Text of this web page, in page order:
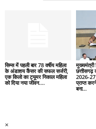
सिम्स में पहली बार 78 वर्षीय महिला
के अंडाशय कैंसर की सफल सर्जरी,
एक किलो का ट्यूमर निकाल महिला
को दिया नया जीवन….
मुख्यमंत्री
छत्तीसगढ़
2026-27
प्राप्त
बना...
×